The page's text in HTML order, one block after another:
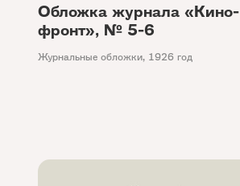
Обложка журнала «Кино-
фронт», № 5-6
Журнальные обложки, 1926 год